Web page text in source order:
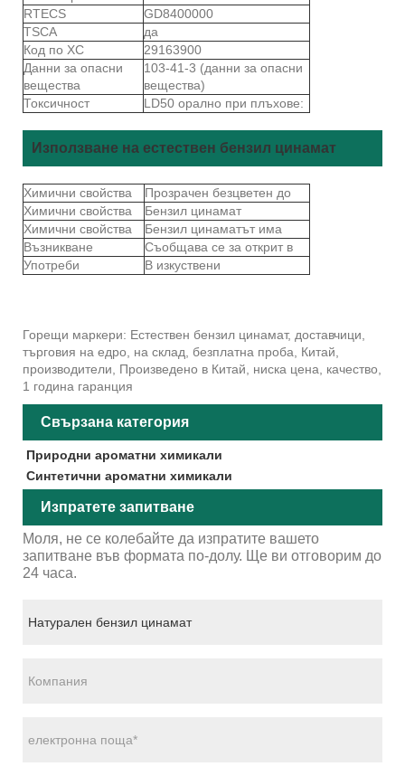
RTECS
GD8400000
TSCA
да
Код по ХС
29163900
Данни за опасни
вещества
103-41-3 (данни за опасни
вещества)
Токсичност
LD50 орално при плъхове:
Използване на естествен бензил цинамат
Химични свойства
Прозрачен безцветен до
Химични свойства
Бензил цинамат
Химични свойства
Бензил цинаматът има
Възникване
Съобщава се за открит в
Употреби
В изкуствени
Горещи маркери: Естествен бензил цинамат, доставчици,
търговия на едро, на склад, безплатна проба, Китай,
производители, Произведено в Китай, ниска цена, качество,
1 година гаранция
Свързана категория
Природни ароматни химикали
Синтетични ароматни химикали
Изпратете запитване
Моля, не се колебайте да изпратите вашето
запитване във формата по-долу. Ще ви отговорим до
24 часа.